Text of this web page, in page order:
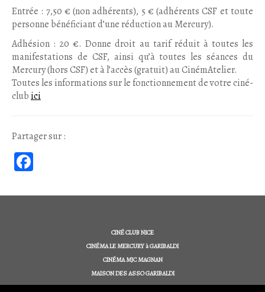
Entrée : 7,50 € (non adhérents), 5 € (adhérents CSF et toute
personne bénéficiant d’une réduction au Mercury).
Adhésion : 20 €. Donne droit au tarif réduit à toutes les
manifestations de CSF, ainsi qu’à toutes les séances du
Mercury (hors CSF) et à l’accès (gratuit) au CinémAtelier.
Toutes les informations sur le fonctionnement de votre ciné-
club ici
Partager sur :
b
CINÉ CLUB NICE
CINÉMA LE MERCURY à GARIBALDI
CINÉMA MJC MAGNAN
MAISON DES ASSO GARIBALDI